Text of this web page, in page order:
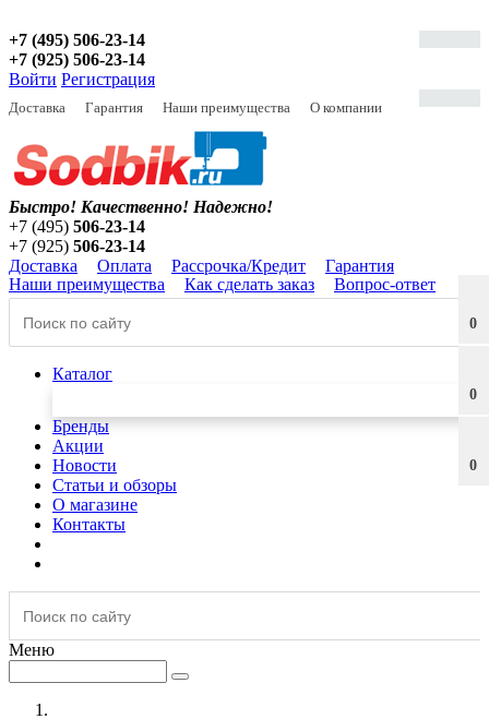
+7 (495) 506-23-14
+7 (925) 506-23-14
Войти Регистрация
Доставка Гарантия Наши преимущества О компании
0
0
0
Быстро! Качественно! Надежно!
+7 (495) 506-23-14
+7 (925) 506-23-14
Доставка
Оплата Рассрочка/Кредит
Гарантия
Наши преимущества
Как сделать заказ Вопрос-ответ
Каталог
Бренды
Акции
Новости
Статьи и обзоры
О магазине
Контакты
Меню